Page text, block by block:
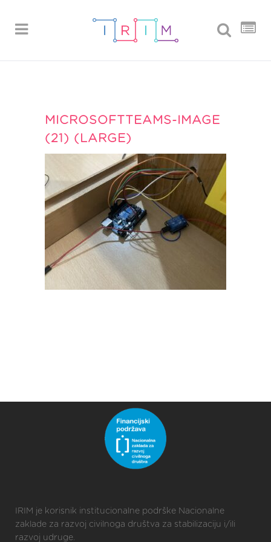
MICROSOFTTEAMS-IMAGE
(21) (LARGE)
IRIM je korisnik institucionalne podrške Nacionalne
zaklade za razvoj civilnoga društva za stabilizaciju i/ili
razvoj udruge.